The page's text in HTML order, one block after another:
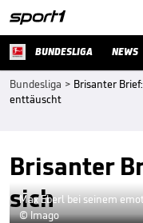
BUNDESLIGA NEWS
Bundesliga > Brisanter
enttäuscht
Brisanter
sich
Max Eberl bei seinem
© Imago